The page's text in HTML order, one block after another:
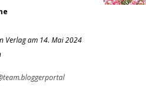
Verlag am 14. Mai 2024